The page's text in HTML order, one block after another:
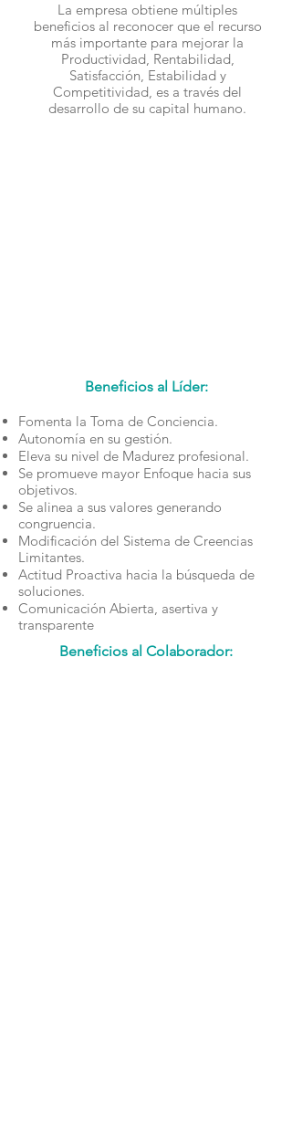
La empresa obtiene múltiples
beneficios al reconocer que el recurso
más importante para mejorar la
Productividad, Rentabilidad,
Satisfacción, Estabilidad y
Competitividad, es a través del
desarrollo de su capital humano.
Beneficios al Líder:
Fomenta la Toma de Conciencia.
Autonomía en su gestión.
Eleva su nivel de Madurez profesional.
Se promueve mayor Enfoque hacia sus
objetivos.
Se alinea a sus valores generando
congruencia.
Modificación del Sistema de Creencias
Limitantes.
Actitud Proactiva hacia la búsqueda de
soluciones.
Comunicación Abierta, asertiva y
transparente
Beneficios al Colaborador: